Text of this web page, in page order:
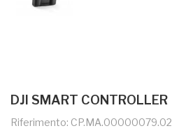
DJI SMART CONTROLLER
Riferimento: CP.MA.00000079.02